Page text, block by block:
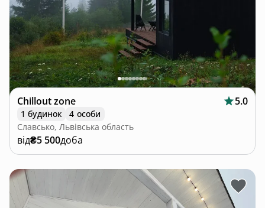
Chillout zone 5.0
1 будинок
4 особи
Славсько, Львівська область
від₴5 500доба